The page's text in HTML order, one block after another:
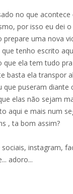
no que
por isso eu dei
prepare uma nova
tenho escrito
que ela tem tudo
basta ela transpor
que puseram
elas não sejam
aqui e mais num
, ta bom assim?
sociais, instagram,
adoro...